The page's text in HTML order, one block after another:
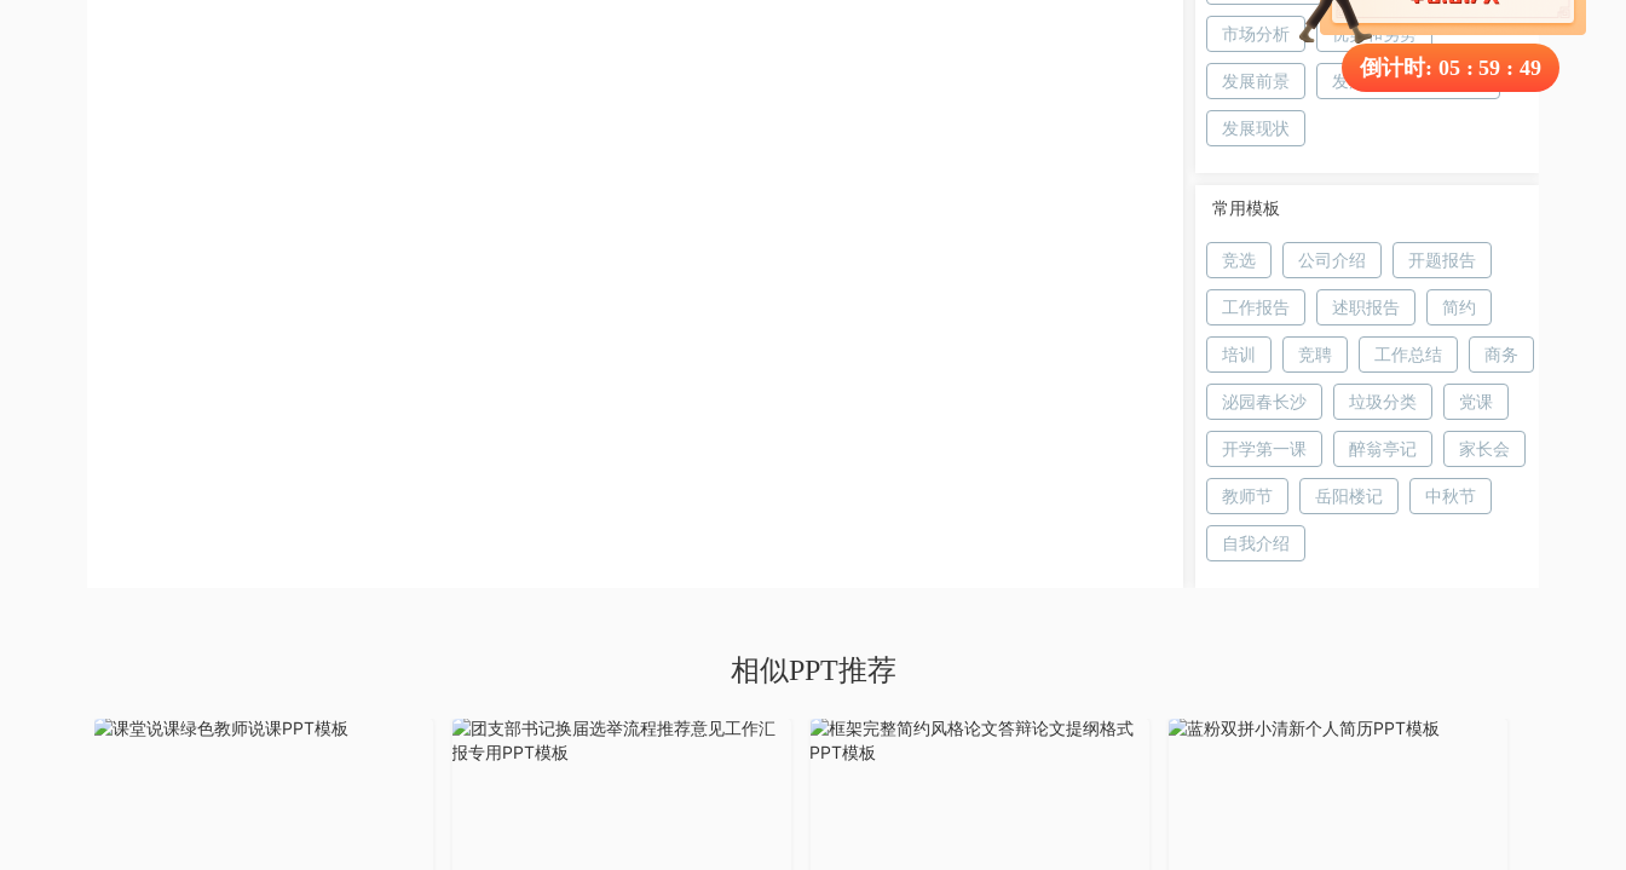
市场分析 优势和劣势
发展前景 发展前景现状及趋势
发展现状
常用模板
竞选 公司介绍 开题报告
工作报告 述职报告 简约
培训 竞聘 工作总结 商务
泌园春长沙 垃圾分类 党课
开学第一课 醉翁亭记 家长会
教师节 岳阳楼记 中秋节
自我介绍
相似PPT推荐
倒计时: 05 : 59 : 48